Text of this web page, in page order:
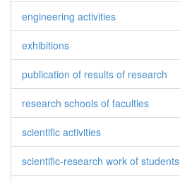
engineering activities
exhibitions
publication of results of research
research schools of faculties
scientific activities
scientific-research work of students